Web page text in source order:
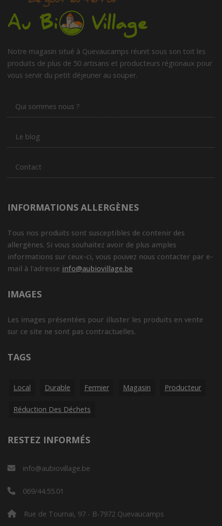
Notre magasin situé à Quevaucamps réunit sous son toit les
produits de plus de 50 artisans et producteurs régionaux pour
vous servir du petit déjeuner au souper.
Qui sommes nous ?
Le blog
Contact
INFORMATIONS ALLERGÈNES
Tous nos produits sont susceptibles de contenir des
allergènes. Si vous souhaitez avoir de plus amples
informations sur ceux-ci, vous pouvez nous contacter par e-
mail à l'adresse info@aubiovillage.be
IMAGES
Les images présentées pour illuster les produits en vente
sur ce site ne sont pas contractuelles.
TAGS
Local Durable Fermier Magasin Producteur
Réduction Des Déchets
RESTEZ INFORMÉS
info@aubiovillage.be
069/44.55.01
Rue de Tournai, 97 - B-7972 Quevaucamps